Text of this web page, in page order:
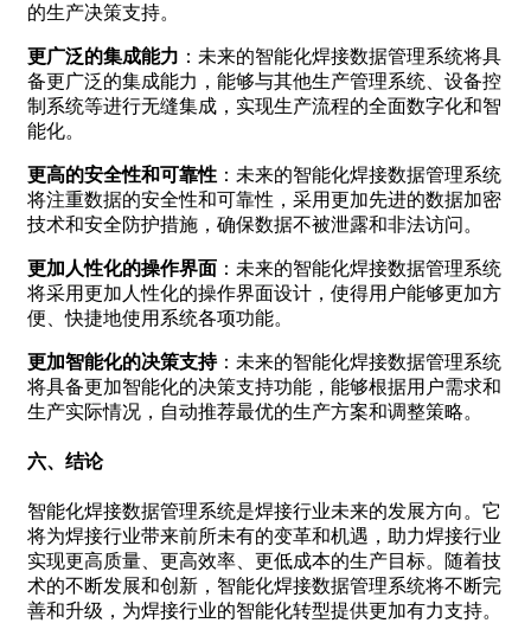
的生产决策支持。
更广泛的集成能力 ：未来的智能化焊接数据管理系统将具
备更广泛的集成能力，能够与其他生产管理系统、设备控
制系统等进行无缝集成，实现生产流程的全面数字化和智
能化。
更高的安全性和可靠性 ：未来的智能化焊接数据管理系统
将注重数据的安全性和可靠性，采用更加先进的数据加密
技术和安全防护措施，确保数据不被泄露和非法访问。
更加人性化的操作界面 ：未来的智能化焊接数据管理系统
将采用更加人性化的操作界面设计，使得用户能够更加方
便、快捷地使用系统各项功能。
更加智能化的决策支持：未来的智能化焊接数据管理系统
将具备更加智能化的决策支持功能，能够根据用户需求和
生产实际情况，自动推荐最优的生产方案和调整策略。
六、结论
智能化焊接数据管理系统是焊接行业未来的发展方向。它
将为焊接行业带来前所未有的变革和机遇，助力焊接行业
实现更高质量、更高效率、更低成本的生产目标。随着技
术的不断发展和创新，智能化焊接数据管理系统将不断完
善和升级，为焊接行业的智能化转型提供更加有力支持。